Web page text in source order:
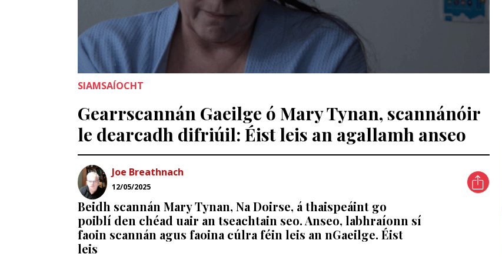
SIAMSAÍOCHT
Gearrscannán Gaeilge ó Mary Tynan, scannánóir
le dearcadh difriúil: Éist leis an agallamh anseo
Joe Breathnach
12/05/2025
Beidh scannán Mary Tynan, Na Doirse, á thaispeáint go
poiblí den chéad uair an tseachtain seo. Anseo, labhraíonn sí
faoin scannán agus faoina cúlra féin leis an nGaeilge. Éist
leis